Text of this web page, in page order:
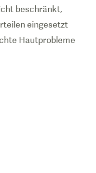
beschränkt,
eingesetzt
Hautprobleme